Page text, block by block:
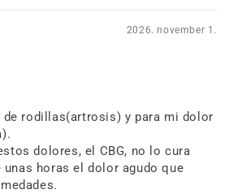
2026. november 1.
rodillas(artrosis) y para mi dolor
dolores, el CBG, no lo cura
horas el dolor agudo que